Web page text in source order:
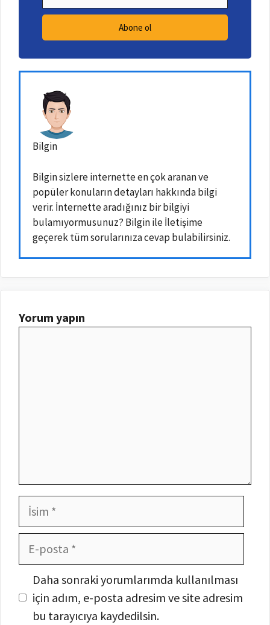
Bilgin
Bilgin sizlere internette en çok aranan ve
popüler konuların detayları hakkında bilgi
verir. İnternette aradığınız bir bilgiyi
bulamıyormusunuz? Bilgin ile İletişime
geçerek tüm sorularınıza cevap bulabilirsiniz.
Yorum yapın
İsim
posta
İnternet
sitesi
Daha sonraki yorumlarımda kullanılması
için adım, e-posta adresim ve site adresim
bu tarayıcıya kaydedilsin.